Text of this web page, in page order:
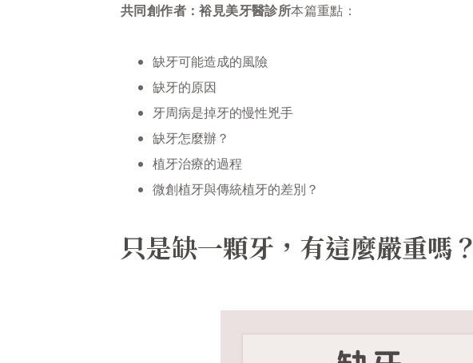
共同創作者：裕見美牙醫診所本篇重點：
缺牙可能造成的風險
缺牙的原因
牙周病是掉牙的慢性兇手
缺牙怎麼辦？
植牙治療的過程
微創植牙與傳統植牙的差別？
只是缺一顆牙，有這麼嚴重嗎？